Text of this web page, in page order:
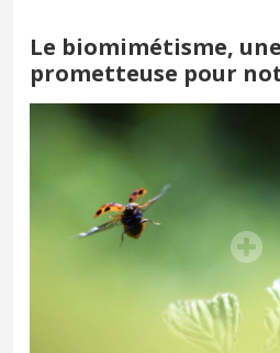
Le biomimétisme,
prometteuse pour